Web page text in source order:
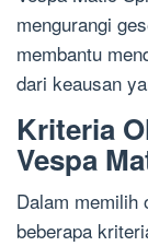
mengurangi
membantu
dari keausan
Kriteria
Vespa
Dalam memilih
beberapa